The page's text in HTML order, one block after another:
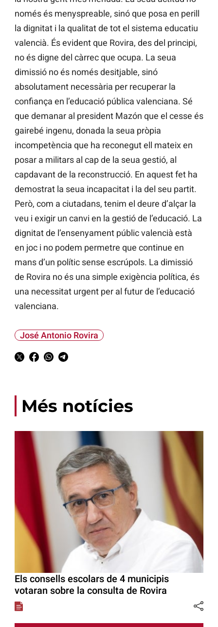
només és menyspreable, sinó que posa en perill
la dignitat i la qualitat de tot el sistema educatiu
valencià. És evident que Rovira, des del principi,
no és digne del càrrec que ocupa. La seua
dimissió no és només desitjable, sinó
absolutament necessària per recuperar la
confiança en l’educació pública valenciana. Sé
que demanar al president Mazón que el cesse és
gairebé ingenu, donada la seua pròpia
incompetència que ha reconegut ell mateix en
posar a militars al cap de la seua gestió, al
capdavant de la reconstrucció. En aquest fet ha
demostrat la seua incapacitat i la del seu partit.
Però, com a ciutadans, tenim el deure d’alçar la
veu i exigir un canvi en la gestió de l’educació. La
dignitat de l’ensenyament públic valencià està
en joc i no podem permetre que continue en
mans d’un polític sense escrúpols. La dimissió
de Rovira no és una simple exigència política, és
una necessitat urgent per al futur de l’educació
valenciana.
José Antonio Rovira
Més notícies
Els consells escolars de 4 municipis
votaran sobre la consulta de Rovira